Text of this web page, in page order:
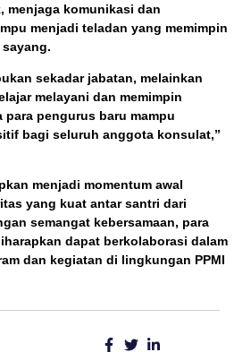
menjaga komunikasi dan
menjadi teladan yang memimpin
sekadar jabatan, melainkan
melayani dan memimpin
para pengurus baru mampu
bagi seluruh anggota konsulat,”
menjadi momentum awal
yang kuat antar santri dari
semangat kebersamaan, para
dapat berkolaborasi dalam
dan kegiatan di lingkungan PPMI